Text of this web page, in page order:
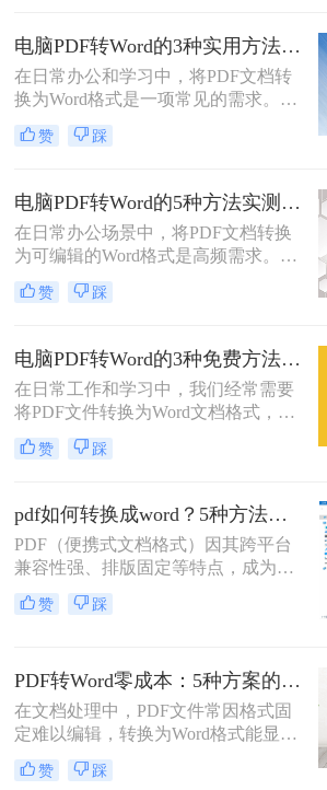
论文需调整格式，稍有不慎就会出现
排版错乱、文字丢失、表格变形等问
题。
电脑PDF转Word的3种实用方法对比：转换软件、Word内置功能与在线工具详解！
在日常办公和学习中，将PDF文档转
换为Word格式是一项常见的需求。
Word文档因其易于编辑和修改的特点
而备受青睐。那么电脑上pdf怎么转换
换成Word的实用方法。
赞 踩
电脑PDF转Word的5种方法实测指南：从在线工具到OCR识别与命令行自动化！
在日常办公场景中，将PDF文档转换
为可编辑的Word格式是高频需求。那
么电脑pdf怎么转换成word呢？本文综
合2025年最新技术动态，系统解析
赞 踩
电脑PDF转Word的3种免费方法实测：含效果对比与适用场景说明！
在日常工作和学习中，我们经常需要
将PDF文件转换为Word文档格式，以
便进行编辑和修改。那么电脑pdf怎么
转word文档格式免费呢？本文将介绍
现PDF到Word的转换。
赞 踩
pdf如何转换成word？5种方法从免费到编程实测对比！
PDF（便携式文档格式）因其跨平台
兼容性强、排版固定等特点，成为文
档共享和存档的首选。但若需编辑内
容或调整格式，需将PDF转换为
户高效完成转换。
赞 踩
PDF转Word零成本：5种方案的成本、速度、精度对比！
在文档处理中，PDF文件常因格式固
定难以编辑，转换为Word格式能显著
提升工作效率。然而，市面上许多转
换工具需付费或存在隐私风险，那么
赞 踩